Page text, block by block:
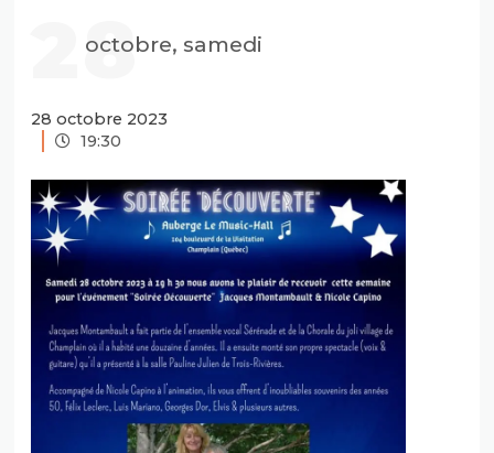
28
octobre, samedi
28 octobre 2023
19:30